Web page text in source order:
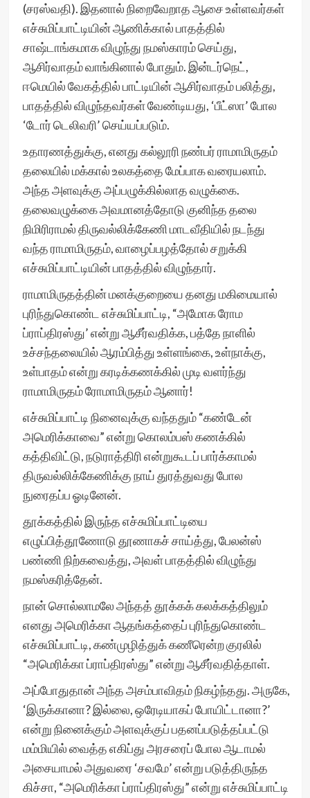
(சரஸ்வதி). இதனால் நிறைவேறாத ஆசை உள்ளவர்கள்
எச்சுமிப்பாட்டியின் ஆணிக்கால் பாதத்தில்
சாஷ்டாங்கமாக விழுந்து நமஸ்காரம் செய்து,
ஆசிர்வாதம் வாங்கினால் போதும். இன்டர்நெட்,
ஈமெயில் வேகத்தில் பாட்டியின் ஆசிர்வாதம் பலித்து,
பாதத்தில் விழுந்தவர்கள் வேண்டியது, ‘பீட்ஸா’ போல
‘டோர் டெலிவரி’ செய்யப்படும்.
உதாரணத்துக்கு, எனது கல்லூரி நண்பர் ராமாமிருதம்
தலையில் மக்கால் உலகத்தை மேப்பாக வரையலாம்.
அந்த அளவுக்கு அப்பழுக்கில்லாத வழுக்கை.
தலைவழுக்கை அவமானத்தோடு குனிந்த தலை
நிமிரிராமல் திருவல்லிக்கேணி மாடவீதியில் நடந்து
வந்த ராமாமிருதம், வாழைப்பழத்தோல் சறுக்கி
எச்சுமிப்பாட்டியின் பாதத்தில் விழுந்தார்.
ராமாமிருதத்தின் மனக்குறையை தனது மகிமையால்
புரிந்துகொண்ட எச்சுமிப்பாட்டி, “அமோக ரோம
ப்ராப்திரஸ்து’ என்று ஆசீர்வதிக்க, பத்தே நாளில்
உச்சந்தலையில் ஆரம்பித்து உள்ளங்கை, உள்நாக்கு,
உள்பாதம் என்று கரடிக்கணக்கில் முடி வளர்ந்து
ராமாமிருதம் ரோமாமிருதம் ஆனார்!
எச்சுமிப்பாட்டி நினைவுக்கு வந்ததும் “கண்டேன்
அமெரிக்காவை” என்று கொலம்பஸ் கணக்கில்
கத்திவிட்டு, நடுராத்திரி என்றுகூடப் பார்க்காமல்
திருவல்லிக்கேணிக்கு நாய் துரத்துவது போல
நுரைதப்ப ஓடினேன்.
தூக்கத்தில் இருந்த எச்சுமிப்பாட்டியை
எழுப்பித்தூணோடு தூணாகச் சாய்த்து, பேலன்ஸ்
பண்ணி நிற்கவைத்து, அவள் பாதத்தில் விழுந்து
நமஸ்கரித்தேன்.
நான் சொல்லாமலே அந்தத் தூக்கக் கலக்கத்திலும்
எனது அமெரிக்கா ஆதங்கத்தைப் புரிந்துகொண்ட
எச்சுமிப்பாட்டி, கண்முழித்துக் கணீரென்ற குரலில்
“அமெரிக்கா ப்ராப்திரஸ்து” என்று ஆசீர்வதித்தாள்.
அப்போதுதான் அந்த அசம்பாவிதம் நிகழ்ந்தது. அருகே,
‘இருக்கானா? இல்லை, ஒரேடியாகப் போயிட்டானா?’
என்று நினைக்கும் அளவுக்குப் பதனப்படுத்தப்பட்டு
மம்மியில் வைத்த எகிப்து அரசரைப் போல ஆடாமல்
அசையாமல் அதுவரை ‘சவமே’ என்று படுத்திருந்த
கிச்சா, “அமெரிக்கா ப்ராப்திரஸ்து” என்று எச்சுமிப்பாட்டி